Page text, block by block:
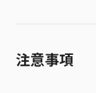
注意事項